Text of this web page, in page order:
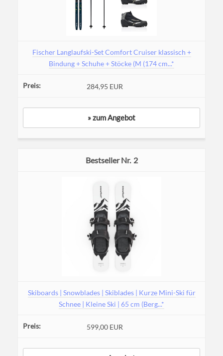
Fischer Langlaufski-Set Comfort Cruiser klassisch +
Bindung + Schuhe + Stöcke (M (174 cm...*
284,95 EUR
» zum Angebot
2
Skiboards | Snowblades | Skiblades | Kurze Mini-Ski für
Schnee | Kleine Ski | 65 cm (Berg...*
599,00 EUR